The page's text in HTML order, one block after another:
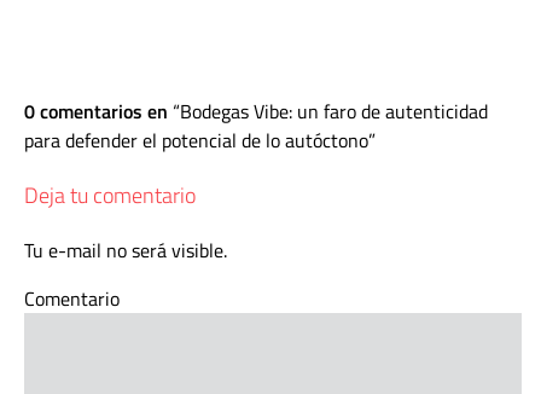
0 comentarios en Bodegas Vibe: un faro de autenticidad
para defender el potencial de lo autóctono
Deja tu comentario
Tu e-mail no será visible.
Comentario